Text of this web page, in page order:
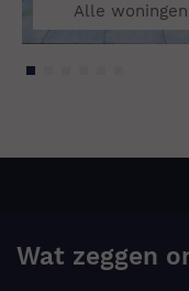
Alle woningen
Wat zeggen